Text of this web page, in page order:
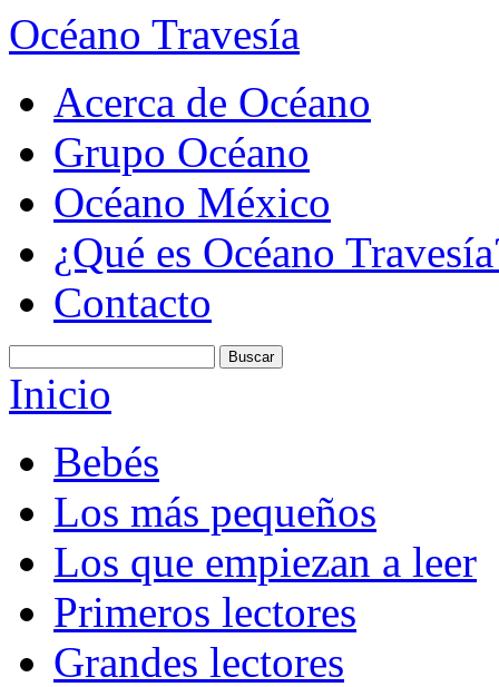
Océano Travesía
Acerca de Océano
Grupo Océano
Océano México
¿Qué es Océano
Contacto
Inicio
Bebés
Los más pequeños
Los que empiezan a leer
Primeros lectores
Grandes lectores